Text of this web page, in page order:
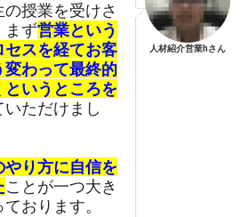
授業を受けさ
まず営業という
スを経てお客
わって最終的
いうところを
いただけまし
やり方に自信を
ことが一つ大き
おります。
人材紹介営業hさん